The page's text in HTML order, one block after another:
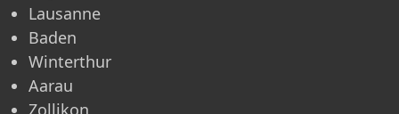
Lausanne
Baden
Winterthur
Aarau
Zollikon